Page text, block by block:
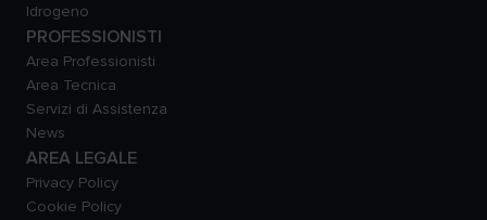
Idrogeno
PROFESSIONISTI
Area Professionisti
Area Tecnica
Servizi di Assistenza
News
AREA LEGALE
Privacy Policy
Cookie Policy